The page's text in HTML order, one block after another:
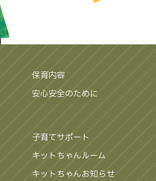
保育内容
安心安全のために
子育てサポート
キットちゃんルーム
キットちゃんお知らせ